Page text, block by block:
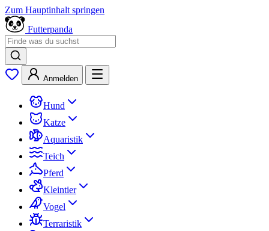
Zum Hauptinhalt springen
Futterpanda
Anmelden
Hund
Katze
Aquaristik
Teich
Pferd
Kleintier
Vogel
Terraristik